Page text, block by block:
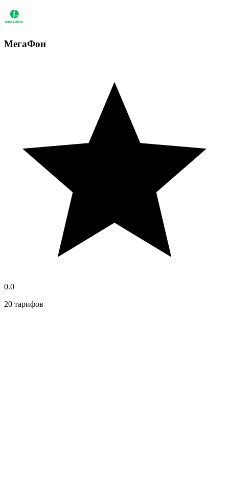
МегаФон
0.0
20 тарифов